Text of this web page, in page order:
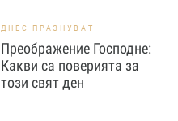
ДНЕС ПРАЗНУВАТ
Преображение Господне:
Какви са поверията за
този свят ден